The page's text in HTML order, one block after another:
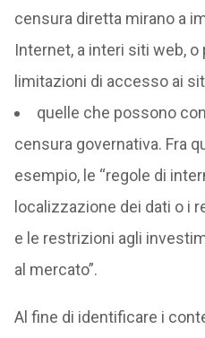
censura diretta mirano a
Internet, a interi siti web, o
limitazioni di accesso ai
quelle che possono
censura governativa. Fra
esempio, le “regole di
localizzazione dei dati o i
e le restrizioni agli
al mercato”.
Al fine di identificare i